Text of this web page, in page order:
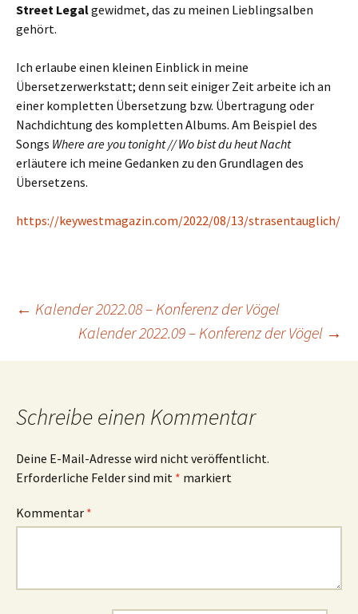
Street Legalgewidmet, das zu meinen Lieblingsalben
gehört.
Ich erlaube einen kleinen Einblick in meine
Übersetzerwerkstatt; denn seit einiger Zeit arbeite ich an
einer kompletten Übersetzung bzw. Übertragung oder
Nachdichtung des kompletten Albums. Am Beispiel des
Songs Where are you tonight // Wo bist du heut Nacht
erläutere ich meine Gedanken zu den Grundlagen des
Übersetzens.
https://keywestmagazin.com/2022/08/13/strasentauglich/
Beitragsnavigation
← Kalender 2022.08 – Konferenz der Vögel
Kalender 2022.09 – Konferenz der Vögel →
Schreibe einen Kommentar
Deine E-Mail-Adresse wird nicht veröffentlicht.
Erforderliche Felder sind mit * markiert
Kommentar *